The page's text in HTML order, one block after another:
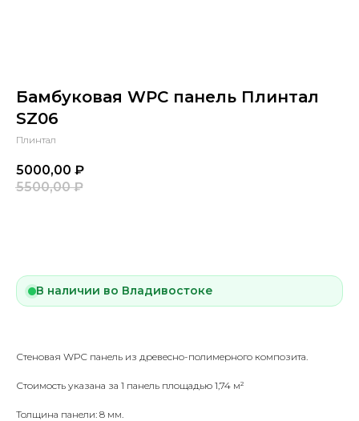
Бамбуковая WPC панель Плинтал
SZ06
Плинтал
5000,00 ₽
5500,00 ₽
В наличии во Владивостоке
Стеновая WPC панель из древесно-полимерного композита.
Стоимость указана за 1 панель площадью 1,74 м²
Толщина панели: 8 мм.